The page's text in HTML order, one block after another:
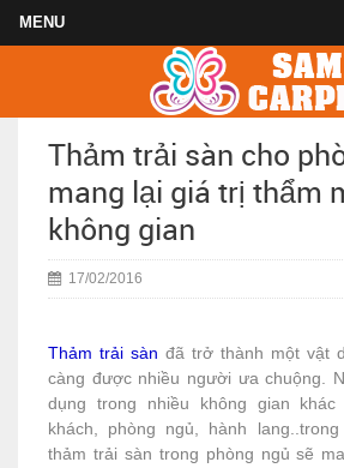
Thảm trải sàn cho
mang lại giá trị thẩm
không gian
17/02/2016
Thảm trải sàn đã trở thành một vật
càng được nhiều người ưa chuộng.
dụng trong nhiều không gian
khách, phòng ngủ, hành
thảm trải sàn trong phòng ngủ sẽ